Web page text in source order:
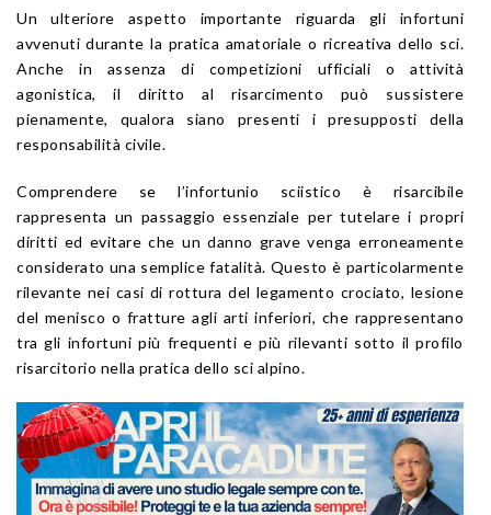
Un ulteriore aspetto importante riguarda gli infortuni
avvenuti durante la pratica amatoriale o ricreativa dello sci.
Anche in assenza di competizioni ufficiali o attività
agonistica, il diritto al risarcimento può sussistere
pienamente, qualora siano presenti i presupposti della
responsabilità civile.
Comprendere se l’infortunio sciistico è risarcibile
rappresenta un passaggio essenziale per tutelare i propri
diritti ed evitare che un danno grave venga erroneamente
considerato una semplice fatalità. Questo è particolarmente
rilevante nei casi di rottura del legamento crociato, lesione
del menisco o fratture agli arti inferiori, che rappresentano
tra gli infortuni più frequenti e più rilevanti sotto il profilo
risarcitorio nella pratica dello sci alpino.